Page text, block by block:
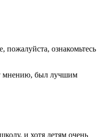
ознакомьтесь
мнению, был лучшим
и хотя детям очень